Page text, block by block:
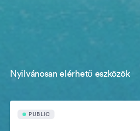
Nyilvánosan elérhető eszközök
PUBLIC